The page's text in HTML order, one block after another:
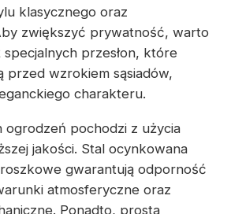
klasycznego oraz
zwiększyć prywatność, warto
przesłon, które
przed wzrokiem sąsiadów,
charakteru.
ogrodzeń pochodzi z użycia
jakości. Stal ocynkowana
gwarantują odporność
atmosferyczne oraz
Ponadto, prosta